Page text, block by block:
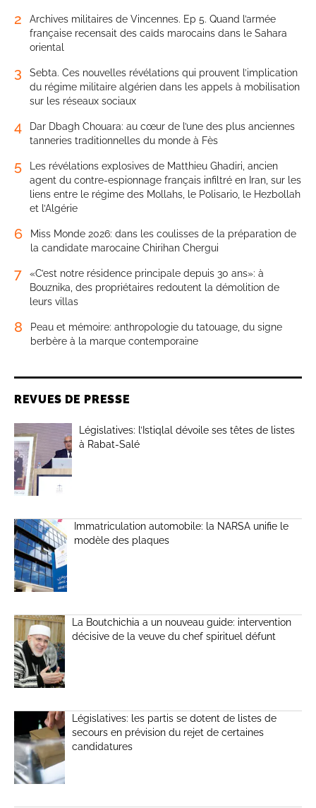
2
Archives militaires de Vincennes. Ep 5. Quand l’armée
française recensait des caïds marocains dans le Sahara
oriental
3
Sebta. Ces nouvelles révélations qui prouvent l’implication
du régime militaire algérien dans les appels à mobilisation
sur les réseaux sociaux
4
Dar Dbagh Chouara: au cœur de l’une des plus anciennes
tanneries traditionnelles du monde à Fès
5
Les révélations explosives de Matthieu Ghadiri, ancien
agent du contre-espionnage français infiltré en Iran, sur les
liens entre le régime des Mollahs, le Polisario, le Hezbollah
et l’Algérie
6
Miss Monde 2026: dans les coulisses de la préparation de
la candidate marocaine Chirihan Chergui
7
«C’est notre résidence principale depuis 30 ans»: à
Bouznika, des propriétaires redoutent la démolition de
leurs villas
8
Peau et mémoire: anthropologie du tatouage, du signe
berbère à la marque contemporaine
REVUES DE PRESSE
Législatives: l’Istiqlal dévoile ses têtes de listes
à Rabat-Salé
Immatriculation automobile: la NARSA unifie le
modèle des plaques
La Boutchichia a un nouveau guide: intervention
décisive de la veuve du chef spirituel défunt
Législatives: les partis se dotent de listes de
secours en prévision du rejet de certaines
candidatures